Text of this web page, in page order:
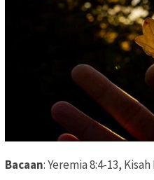
Bacaan: Yeremia 8:4-13,